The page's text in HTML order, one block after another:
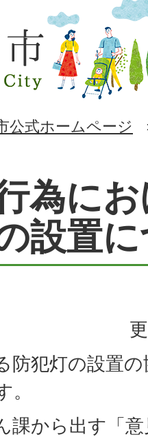
公式ホームページ
為に
設置
防犯灯の設置
課から出す「